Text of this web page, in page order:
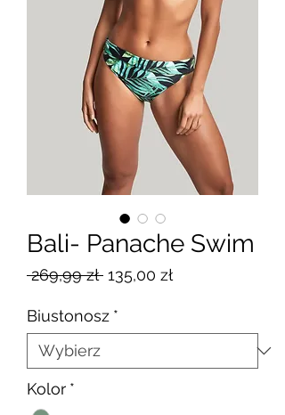
Bali- Panache Swim
269,99 zł Regularna
135,00 złCena
Biustonosz *
Kolor *